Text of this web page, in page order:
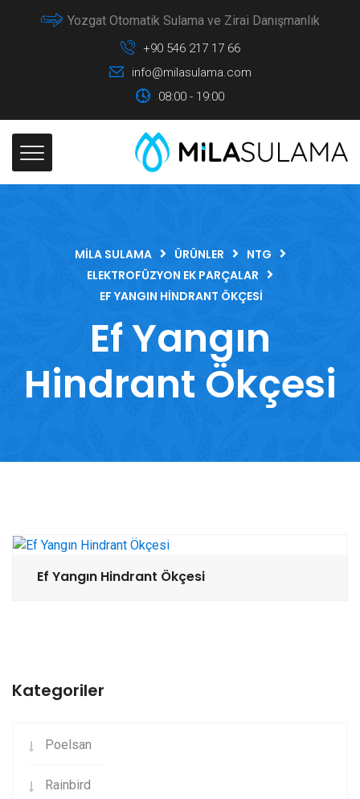
Yozgat Otomatik Sulama ve Zirai Danışmanlık
+90 546 217 17 66
info@milasulama.com
08:00 - 19:00
MILA SULAMA ÜRÜNLER
NTG
ELEKTROFÜZYON EK PARÇALAR
EF YANGIN HINDRANT ÖKÇESI
Ef Yangın
Hindrant Ökçesi
Ef Yangın Hindrant Ökçesi
Kategoriler
Poelsan
Rainbird